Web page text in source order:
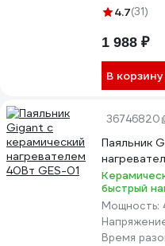
4.7(31)
1 988 ₽
В корзину
36746820
Паяльник
быстрый
Мощность:
Время